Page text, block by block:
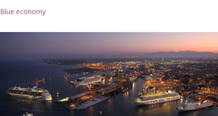
Blue economy